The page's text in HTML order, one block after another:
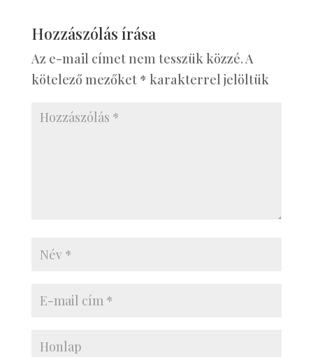
Hozzászólás írása
Az e-mail címet nem tesszük közzé.A
kötelező mezőket * karakterrel jelöltük